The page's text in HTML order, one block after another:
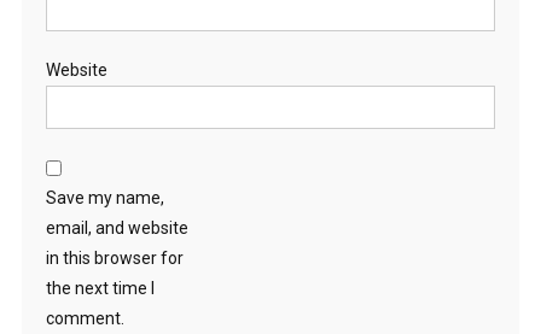
Website
Save my name,
email, and website
in this browser for
the next time I
comment.